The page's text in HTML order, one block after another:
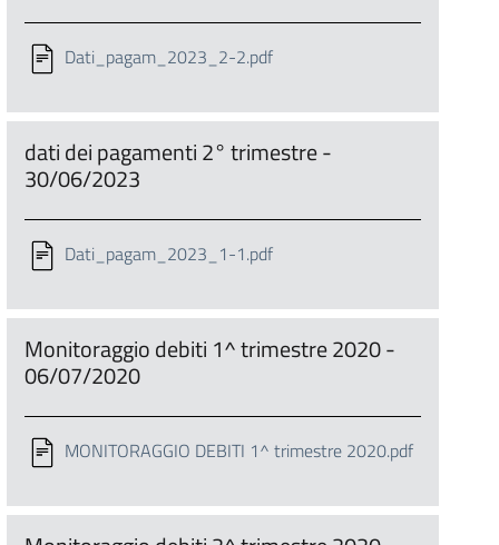
Dati_pagam_2023_2-2.pdf
dati dei pagamenti 2° trimestre -
30/06/2023
Dati_pagam_2023_1-1.pdf
Monitoraggio debiti 1^ trimestre 2020 -
06/07/2020
MONITORAGGIO DEBITI 1^ trimestre 2020.pdf